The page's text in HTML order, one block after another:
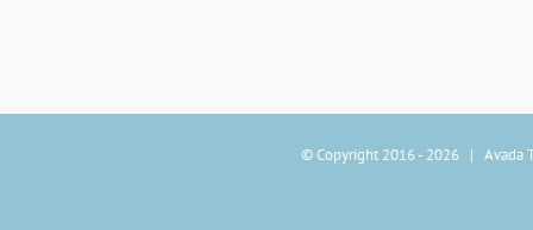
© Copyright 2016 - 2026 | Avada